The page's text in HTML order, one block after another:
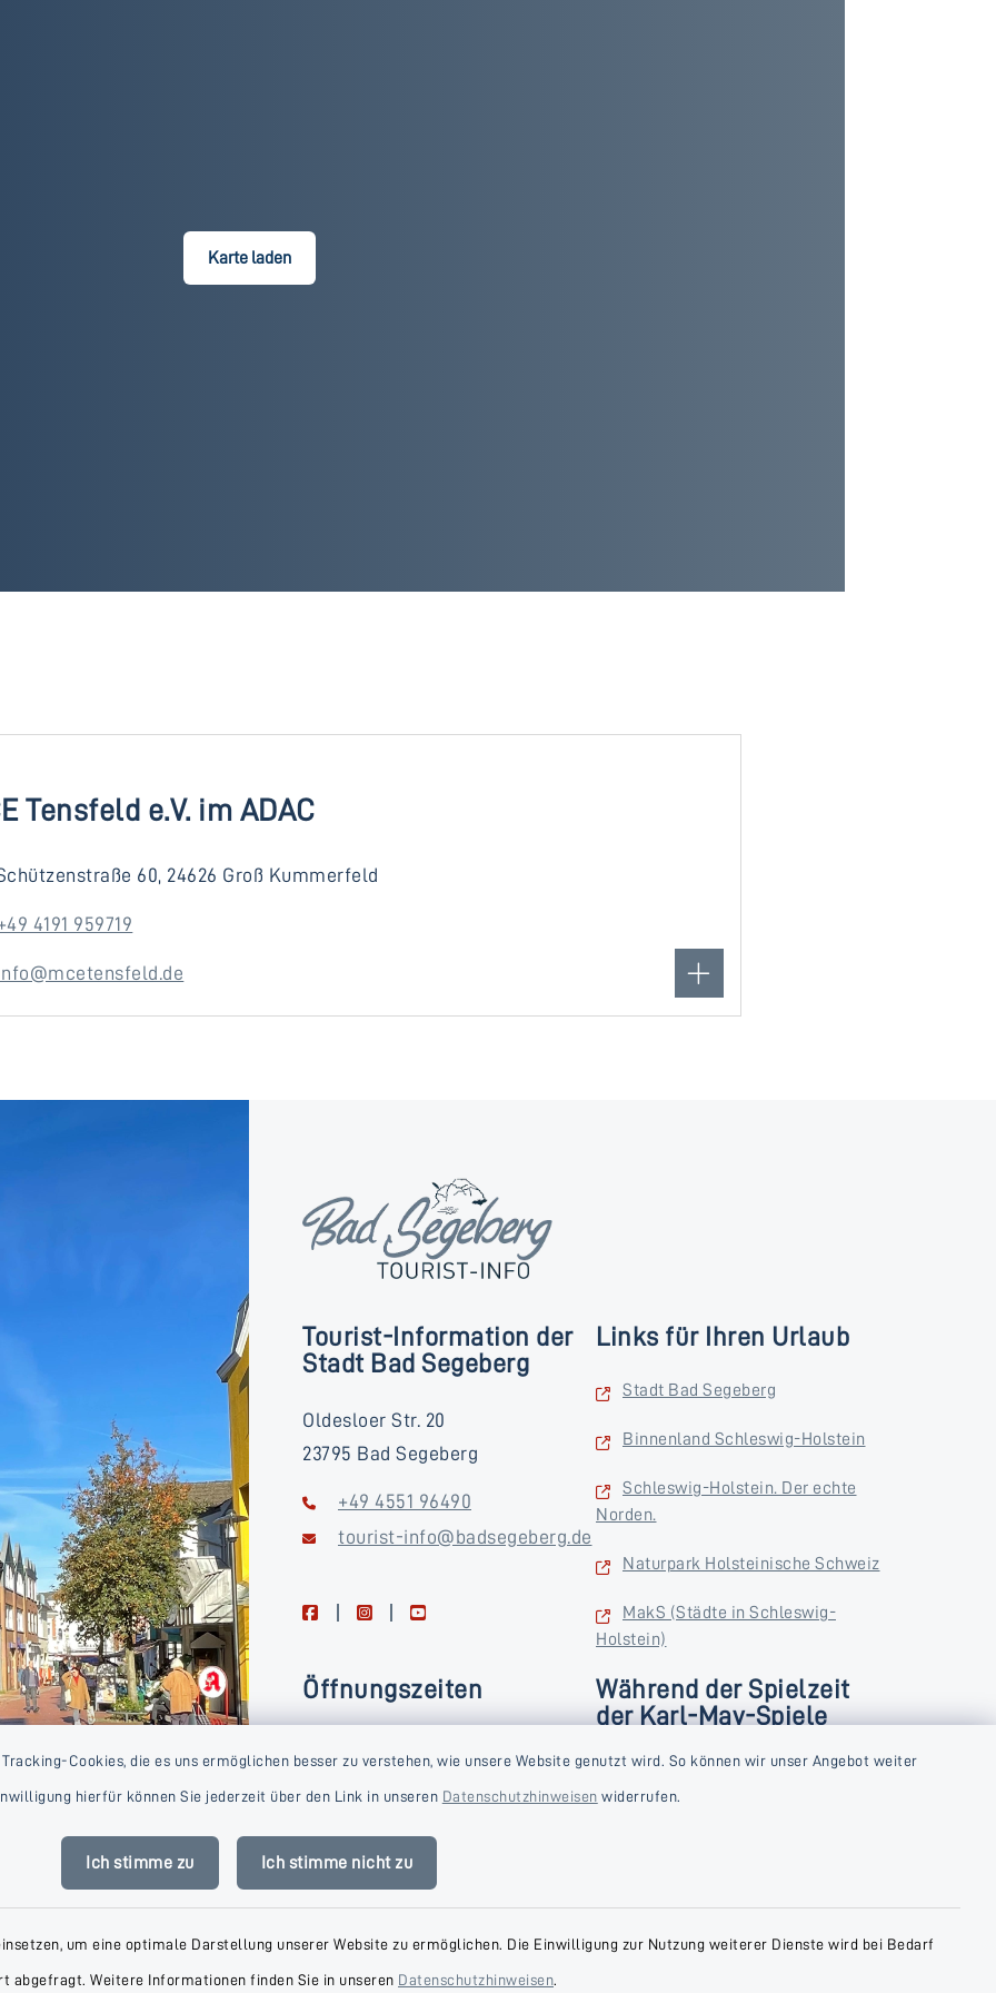
Cookies, die es uns ermöglichen besser zu verstehen, wie unsere Website genutzt wird. So können wir unser Angebot weiter
hierfür können Sie jederzeit über den Link in unseren Datenschutzhinweisen widerrufen.
Ich stimme zu Ich stimme nicht zu
um eine optimale Darstellung unserer Website zu ermöglichen. Die Einwilligung zur Nutzung weiterer Dienste wird bei Bedarf
abgefragt. Weitere Informationen finden Sie in unseren Datenschutzhinweisen.
Karte laden
Tensfeld e.V. im ADAC
60, 24626 Groß Kummerfeld
4191 959719
Tourist-Information der
Stadt Bad Segeberg
Oldesloer Str. 20
23795 Bad Segeberg
+49 4551 96490
tourist-info@badsegeberg.de
facebookinstagramyoutube
Links für Ihren Urlaub
Stadt Bad Segeberg
Binnenland Schleswig-Holstein
Schleswig-Holstein. Der echte
Norden.
Naturpark Holsteinische Schweiz
MakS (Städte in Schleswig-
Holstein)
Öffnungszeiten
Freitag
09:00-16:00 Uhr
Mittwoch
09:00-14:00 Uhr
Während der Spielzeit
der Karl-May-Spiele
Donnerstag und Freitag